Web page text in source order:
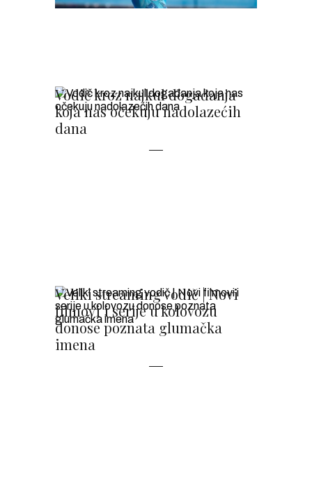
Vodič kroz najkul događanja
koja nas očekuju nadolazećih
dana
Veliki streaming vodič | Novi
filmovi i serije u kolovozu
donose poznata glumačka
imena